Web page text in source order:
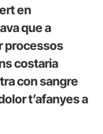
en
que a
processos
costaria
con sangre
t’afanyes a